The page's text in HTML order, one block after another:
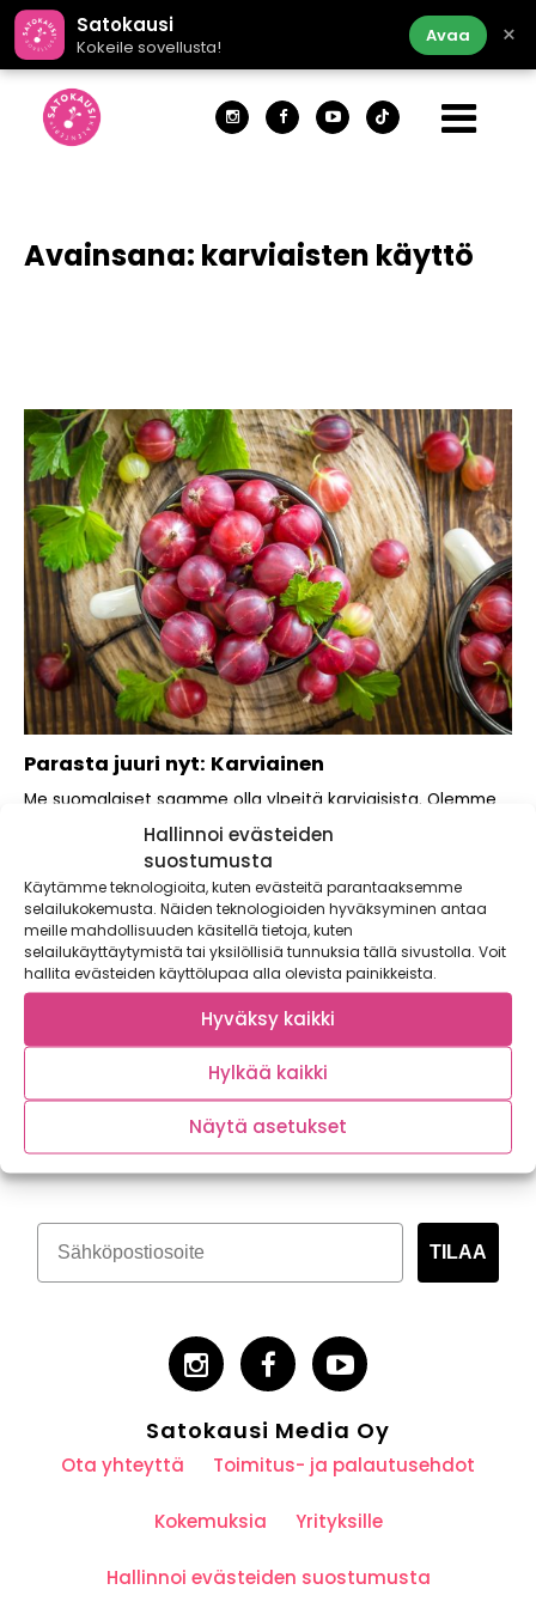
Hallinnoi evästeiden
suostumusta
Käytämme teknologioita, kuten evästeitä parantaaksemme
selailukokemusta. Näiden teknologioiden hyväksyminen antaa
meille mahdollisuuden käsitellä tietoja, kuten
selailukäyttäytymistä tai yksilöllisiä tunnuksia tällä sivustolla. Voit
hallita evästeiden käyttölupaa alla olevista painikkeista.
Hyväksy kaikki
Hylkää kaikki
Näytä asetukset
Satokausi
Kokeile sovellusta!
Avaa ×
Avainsana: karviaisten käyttö
Parasta juuri nyt: Karviainen
Me suomalaiset saamme olla ylpeitä karviaisista. Olemme
nimittäin onnistuneet kehittämään erittäin kestäviä ja
helppohoitoisia...
Tilaa kasvispitoinen uutiskirje
TILAA
Satokausi Media Oy
Ota yhteyttä Toimitus- ja palautusehdot
Kokemuksia Yrityksille
Hallinnoi evästeiden suostumusta